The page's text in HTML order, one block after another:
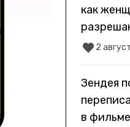
как
2
Зендея
в